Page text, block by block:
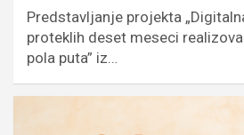
Predstavljanje projekta
proteklih deset meseci
pola puta” iz…